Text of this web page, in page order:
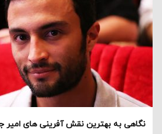
نگاهی به بهترین نقش آفرینی های امیر